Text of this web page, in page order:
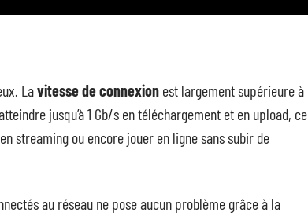
Lavitesse de connexion est largement supérieure à
jusqu’à 1 Gb/s en téléchargement et en upload, ce
streaming ou encore jouer en ligne sans subir de
au réseau ne pose aucun problème grâce à la